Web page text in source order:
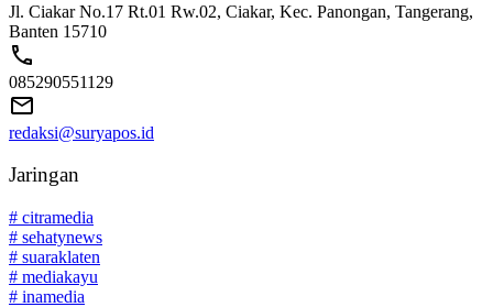
Jl. Ciakar No.17 Rt.01 Rw.02, Ciakar, Kec. Panongan, Tangerang,
Banten 15710
085290551129
redaksi@suryapos.id
Jaringan
# citramedia
# sehatynews
# suaraklaten
# mediakayu
# inamedia